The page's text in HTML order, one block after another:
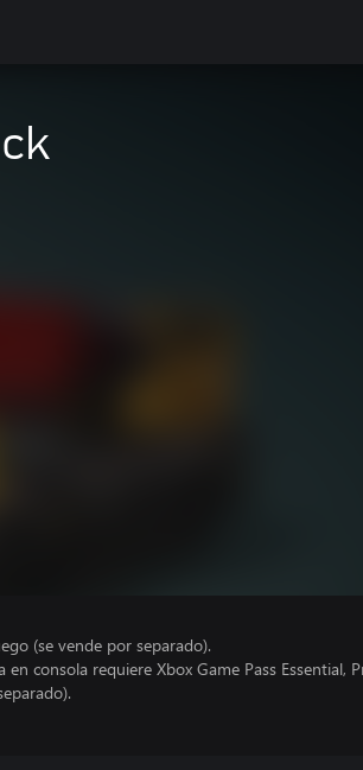
(se vende por separado).
consola requiere Xbox Game Pass Essential,